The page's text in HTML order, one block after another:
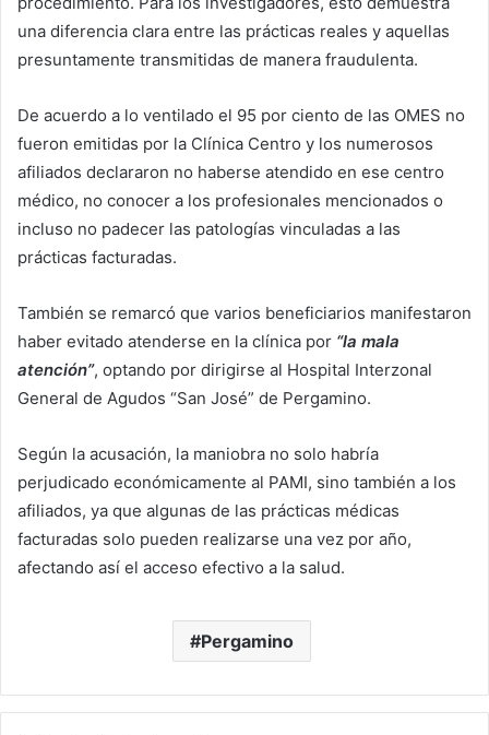
una diferencia clara entre las prácticas reales y aquellas
presuntamente transmitidas de manera fraudulenta.
De acuerdo a lo ventilado el 95 por ciento de las OMES no
fueron emitidas por la Clínica Centro y los numerosos
afiliados declararon no haberse atendido en ese centro
médico, no conocer a los profesionales mencionados o
incluso no padecer las patologías vinculadas a las
prácticas facturadas.
También se remarcó que varios beneficiarios manifestaron
haber evitado atenderse en la clínica por “la mala
atención”, optando por dirigirse al Hospital Interzonal
General de Agudos “San José” de Pergamino.
Según la acusación, la maniobra no solo habría
perjudicado económicamente al PAMI, sino también a los
afiliados, ya que algunas de las prácticas médicas
facturadas solo pueden realizarse una vez por año,
afectando así el acceso efectivo a la salud.
Pergamino